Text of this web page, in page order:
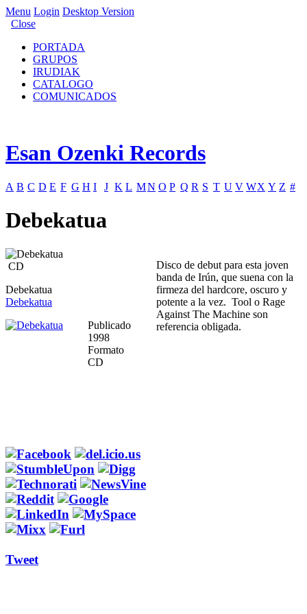
Menu Login Desktop Version
Close
PORTADA
GRUPOS
IRUDIAK
CATALOGO
COMUNICADOS
Esan Ozenki Records
A B C D E F G H I J K L MN O P Q R S T U V WX Y Z #
Debekatua
CD
Debekatua
Debekatua
Publicado
1998
Formato
CD
Tweet
Disco de debut para esta joven
banda de Irún, que suena con la
firmeza del hardcore, oscuro y
potente a la vez. Tool o Rage
Against The Machine son
referencia obligada.